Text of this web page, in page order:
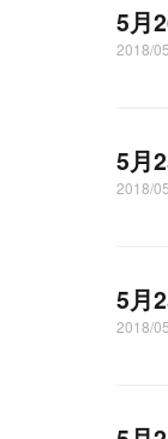
5月
2018/
5月
2018/
5月
2018/